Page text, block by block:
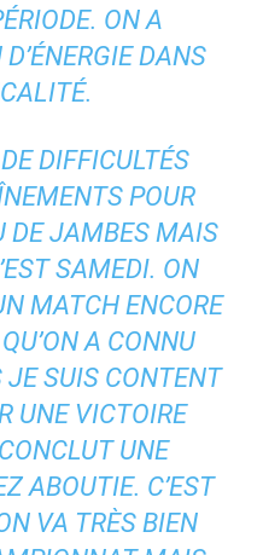
ON A
DANS
DIFFICULTÉS
POUR
DE JAMBES MAIS
SAMEDI. ON
MATCH ENCORE
A CONNU
JE SUIS CONTENT
UNE VICTOIRE
UNE
ABOUTIE. C’EST
VA TRÈS BIEN